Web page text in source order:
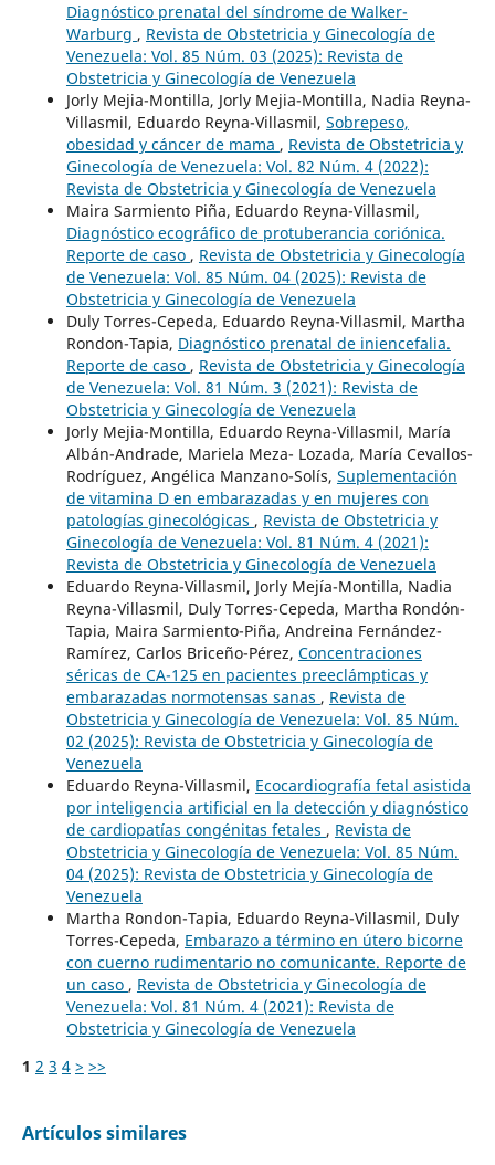
Diagnóstico prenatal del síndrome de Walker-
Warburg , Revista de Obstetricia y Ginecología de
Venezuela: Vol. 85 Núm. 03 (2025): Revista de
Obstetricia y Ginecología de Venezuela
Jorly Mejia-Montilla, Jorly Mejia-Montilla, Nadia Reyna-
Villasmil, Eduardo Reyna-Villasmil, Sobrepeso,
obesidad y cáncer de mama , Revista de Obstetricia y
Ginecología de Venezuela: Vol. 82 Núm. 4 (2022):
Revista de Obstetricia y Ginecología de Venezuela
Maira Sarmiento Piña, Eduardo Reyna-Villasmil,
Diagnóstico ecográfico de protuberancia coriónica.
Reporte de caso , Revista de Obstetricia y Ginecología
de Venezuela: Vol. 85 Núm. 04 (2025): Revista de
Obstetricia y Ginecología de Venezuela
Duly Torres-Cepeda, Eduardo Reyna-Villasmil, Martha
Rondon-Tapia, Diagnóstico prenatal de iniencefalia.
Reporte de caso , Revista de Obstetricia y Ginecología
de Venezuela: Vol. 81 Núm. 3 (2021): Revista de
Obstetricia y Ginecología de Venezuela
Jorly Mejia-Montilla, Eduardo Reyna-Villasmil, María
Albán-Andrade, Mariela Meza- Lozada, María Cevallos-
Rodríguez, Angélica Manzano-Solís, Suplementación
de vitamina D en embarazadas y en mujeres con
patologías ginecológicas , Revista de Obstetricia y
Ginecología de Venezuela: Vol. 81 Núm. 4 (2021):
Revista de Obstetricia y Ginecología de Venezuela
Eduardo Reyna-Villasmil, Jorly Mejía-Montilla, Nadia
Reyna-Villasmil, Duly Torres-Cepeda, Martha Rondón-
Tapia, Maira Sarmiento-Piña, Andreina Fernández-
Ramírez, Carlos Briceño-Pérez, Concentraciones
séricas de CA-125 en pacientes preeclámpticas y
embarazadas normotensas sanas , Revista de
Obstetricia y Ginecología de Venezuela: Vol. 85 Núm.
02 (2025): Revista de Obstetricia y Ginecología de
Venezuela
Eduardo Reyna-Villasmil, Ecocardiografía fetal asistida
por inteligencia artificial en la detección y diagnóstico
de cardiopatías congénitas fetales , Revista de
Obstetricia y Ginecología de Venezuela: Vol. 85 Núm.
04 (2025): Revista de Obstetricia y Ginecología de
Venezuela
Martha Rondon-Tapia, Eduardo Reyna-Villasmil, Duly
Torres-Cepeda, Embarazo a término en útero bicorne
con cuerno rudimentario no comunicante. Reporte de
un caso , Revista de Obstetricia y Ginecología de
Venezuela: Vol. 81 Núm. 4 (2021): Revista de
Obstetricia y Ginecología de Venezuela
1 2 3 4 > >>
Artículos similares